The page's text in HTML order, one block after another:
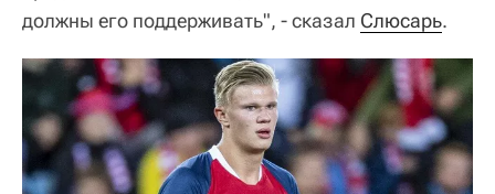
должны его поддерживать", - сказал Слюсарь.